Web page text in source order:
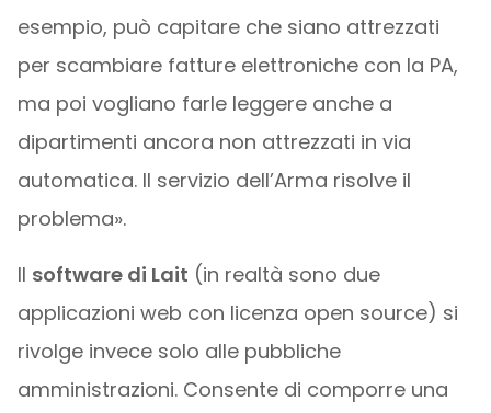
esempio, può capitare che siano attrezzati
per scambiare fatture elettroniche con la PA,
ma poi vogliano farle leggere anche a
dipartimenti ancora non attrezzati in via
automatica. Il servizio dell’Arma risolve il
problema».
Il software di Lait (in realtà sono due
applicazioni web con licenza open source) si
rivolge invece solo alle pubbliche
amministrazioni. Consente di comporre una